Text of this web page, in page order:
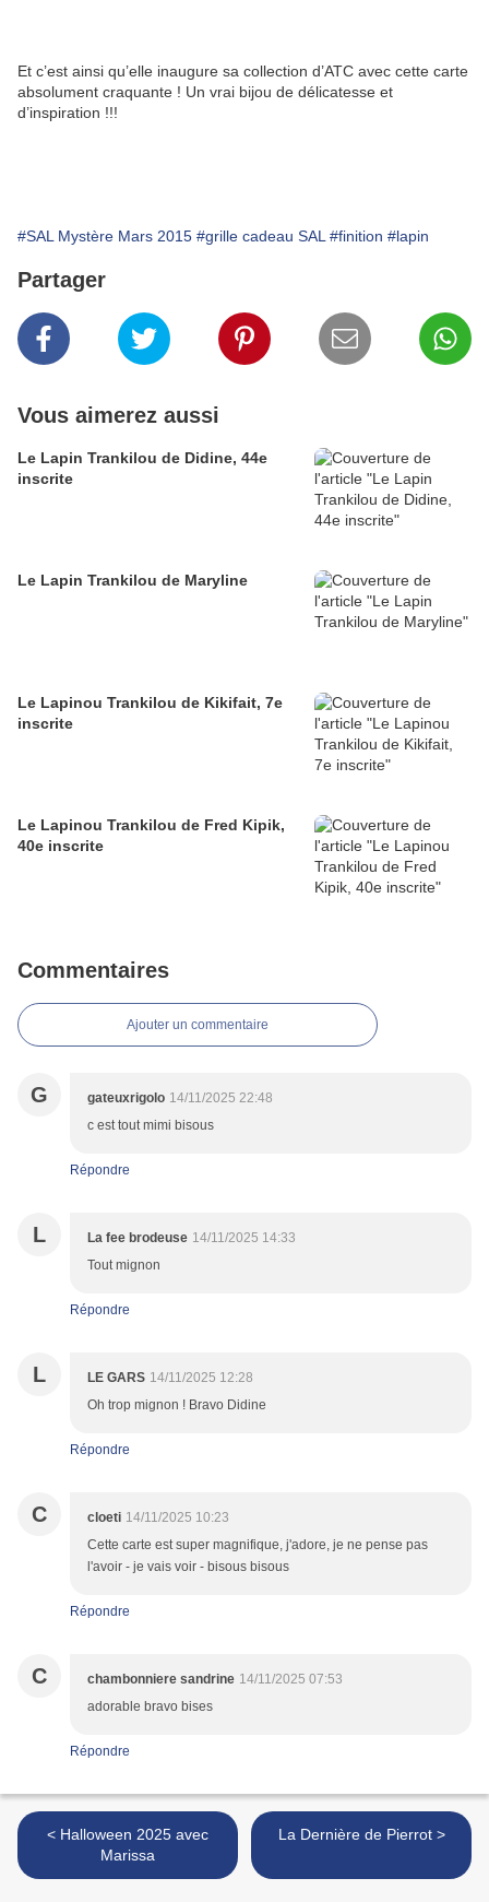
Et c’est ainsi qu’elle inaugure sa collection d’ATC avec cette carte
absolument craquante ! Un vrai bijou de délicatesse et
d’inspiration !!!
#SAL Mystère Mars 2015 #grille cadeau SAL #finition #lapin
Partager
Vous aimerez aussi
Le Lapin Trankilou de Didine, 44e
inscrite
Le Lapin Trankilou de Maryline
Le Lapinou Trankilou de Kikifait, 7e
inscrite
Le Lapinou Trankilou de Fred Kipik,
40e inscrite
Commentaires
Ajouter un commentaire
G gateuxrigolo 14/11/2025 22:48
c est tout mimi bisous
Répondre
L La fee brodeuse 14/11/2025 14:33
Tout mignon
Répondre
L LE GARS 14/11/2025 12:28
Oh trop mignon ! Bravo Didine
Répondre
C cloeti 14/11/2025 10:23
Cette carte est super magnifique, j'adore, je ne pense pas
l'avoir - je vais voir - bisous bisous
Répondre
C chambonniere sandrine 14/11/2025 07:53
adorable bravo bises
Répondre
< Halloween 2025 avec
Marissa
La Dernière de Pierrot >